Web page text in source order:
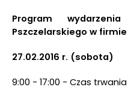
Program
Pszczelarskiego w firmie
27.02.2016 r. (sobota)
9:00 - 17:00 - Czas